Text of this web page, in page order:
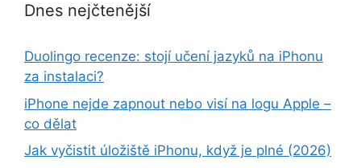
Dnes nejčtenější
Duolingo recenze: stojí učení jazyků na iPhonu
za instalaci?
iPhone nejde zapnout nebo visí na logu Apple –
co dělat
Jak vyčistit úložiště iPhonu, když je plné (2026)